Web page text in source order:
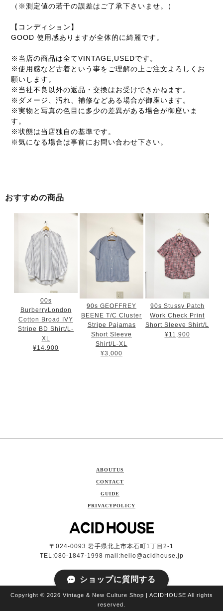
（※測定値の若干の誤差はご了承下さいませ。）
【コンディション】
GOOD 使用感ありますが全体的に綺麗です。
※当店の商品は全てVINTAGE,USEDです。
※使用感など古着という事をご理解の上ご注文よろしくお
願いします。
※当社不良以外の返品・交換はお受けできかねます。
※ダメージ、汚れ、補修などある場合が御座います。
※実物と写真の色目に多少の差異がある場合が御座いま
す。
※状態は当店独自の基準です。
※気になる場合は事前にお問い合わせ下さい。
おすすめの商品
00s
BurberryLondon
Cotton Broad IVY
Stripe BD Shirt/L-
XL
¥14,900
90s GEOFFREY
BEENE T/C Cluster
Stripe Pajamas
Short Sleeve
Shirt/L-XL
¥3,000
90s Stussy Patch
Work Check Print
Short Sleeve Shirt/L
¥11,900
ABOUTUS
CONTACT
GUIDE
PRIVACYPOLICY
〒024-0093 岩手県北上市本石町1丁目2-1
TEL:080-1847-1998 mail: hello@acidhouse.jp
Copyright © 2026 Vintage & New Culture Shop | ACIDHOUSE All rights
reserved.
ショップに質問する